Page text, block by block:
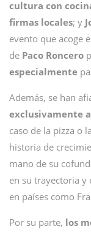
cultura con
firmas locales; y
evento que acoge
de Paco Roncero
especialmente
Además, se han
exclusivamente
caso de la pizza o
historia de
mano de su
en su trayectoria y
en países como
Por su parte, los